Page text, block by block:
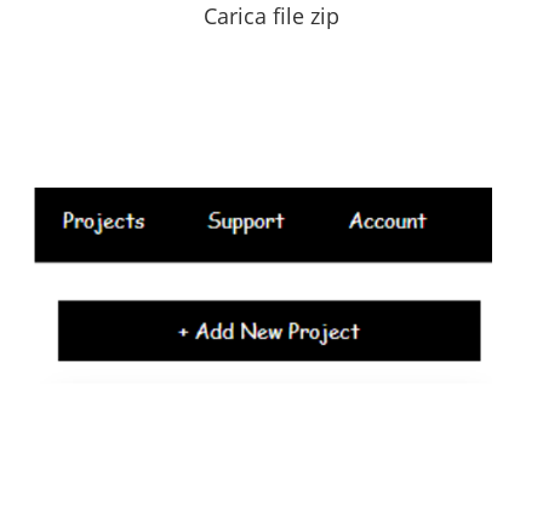
Carica file zip